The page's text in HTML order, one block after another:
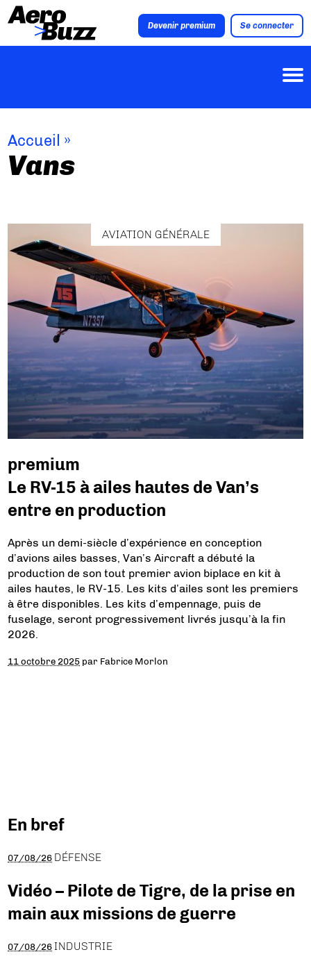
Devenir premium Se connecter
Accueil »
Vans
AVIATION GÉNÉRALE
premium
Le RV-15 à ailes hautes de Van’s
entre en production
Après un demi-siècle d’expérience en conception
d’avions ailes basses, Van’s Aircraft a débuté la
production de son tout premier avion biplace en kit à
ailes hautes, le RV-15. Les kits d’ailes sont les premiers
à être disponibles. Les kits d’empennage, puis de
fuselage, seront progressivement livrés jusqu’à la fin
2026.
11 octobre 2025 par Fabrice Morlon
En bref
07/08/26 DÉFENSE
Vidéo – Pilote de Tigre, de la prise en
main aux missions de guerre
07/08/26 INDUSTRIE